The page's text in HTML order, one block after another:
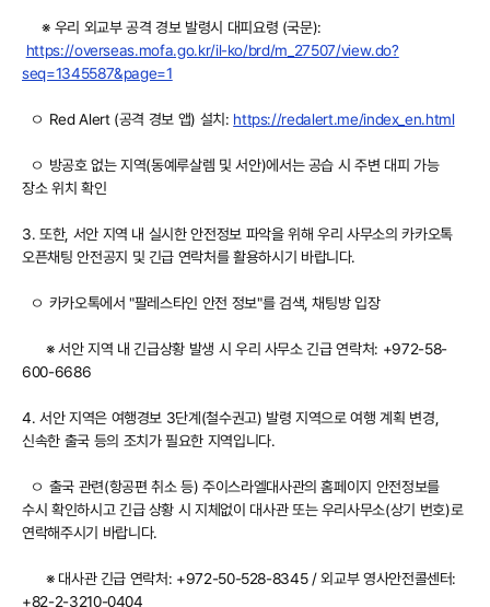
※ 우리 외교부 공격 경보 발령시 대피요령 (국문):
https://overseas.mofa.go.kr/il-ko/brd/m_27507/view.do?
seq=1345587&page=1
ㅇ Red Alert (공격 경보 앱) 설치: https://redalert.me/index_en.html
ㅇ 방공호 없는 지역(동예루살렘 및 서안)에서는 공습 시 주변 대피 가능
장소 위치 확인
3. 또한, 서안 지역 내 실시한 안전정보 파악을 위해 우리 사무소의 카카오톡
오픈채팅 안전공지 및 긴급 연락처를 활용하시기 바랍니다.
ㅇ 카카오톡에서 "팔레스타인 안전 정보"를 검색, 채팅방 입장
※ 서안 지역 내 긴급상황 발생 시 우리 사무소 긴급 연락처: +972-58-
600-6686
4. 서안 지역은 여행경보 3단계(철수권고) 발령 지역으로 여행 계획 변경,
신속한 출국 등의 조치가 필요한 지역입니다.
ㅇ 출국 관련(항공편 취소 등) 주이스라엘대사관의 홈페이지 안전정보를
수시 확인하시고 긴급 상황 시 지체없이 대사관 또는 우리사무소(상기 번호)로
연락해주시기 바랍니다.
※ 대사관 긴급 연락처: +972-50-528-8345 / 외교부 영사안전콜센터:
+82-2-3210-0404